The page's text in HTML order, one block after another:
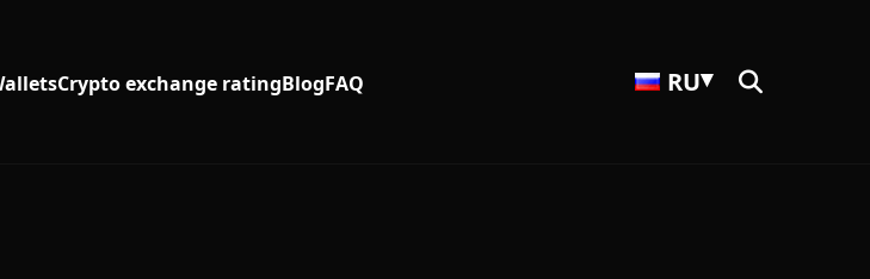
Crypto exchange ratingBlogFAQ RU